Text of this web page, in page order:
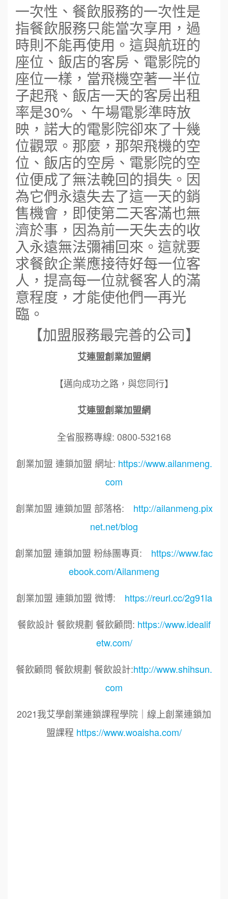
一次性、餐飲服務的一次性是
指餐飲服務只能當次享用，過
時則不能再使用。這與航班的
座位、飯店的客房、電影院的
座位一樣，當飛機空著一半位
子起飛、飯店一天的客房出租
率是30% 、午場電影準時放
映，諾大的電影院卻來了十幾
位觀眾。那麼，那架飛機的空
位、飯店的空房、電影院的空
位便成了無法輓回的損失。因
為它們永遠失去了這一天的銷
售機會，即使第二天客滿也無
濟於事，因為前一天失去的收
入永遠無法彌補回來。這就要
求餐飲企業應接待好每一位客
人，提高每一位就餐客人的滿
意程度，才能使他們一再光
臨。
【加盟服務最完善的公司】
艾連盟創業加盟網
【邁向成功之路，與您同行】
艾連盟創業加盟網
全省服務專線: 0800-532168
創業加盟 連鎖加盟 網址: https://www.ailanmeng.
com
創業加盟 連鎖加盟 部落格: http://ailanmeng.pix
net.net/blog
創業加盟 連鎖加盟 粉絲團專頁: https://www.fac
ebook.com/Ailanmeng
創業加盟 連鎖加盟 微博: https://reurl.cc/2g91la
餐飲設計 餐飲規劃 餐飲顧問: https://www.idealif
etw.com/
餐飲顧問 餐飲規劃 餐飲設計:http://www.shihsun.
com
2021我艾學創業連鎖課程學院｜線上創業連鎖加
盟課程 https://www.woaisha.com/